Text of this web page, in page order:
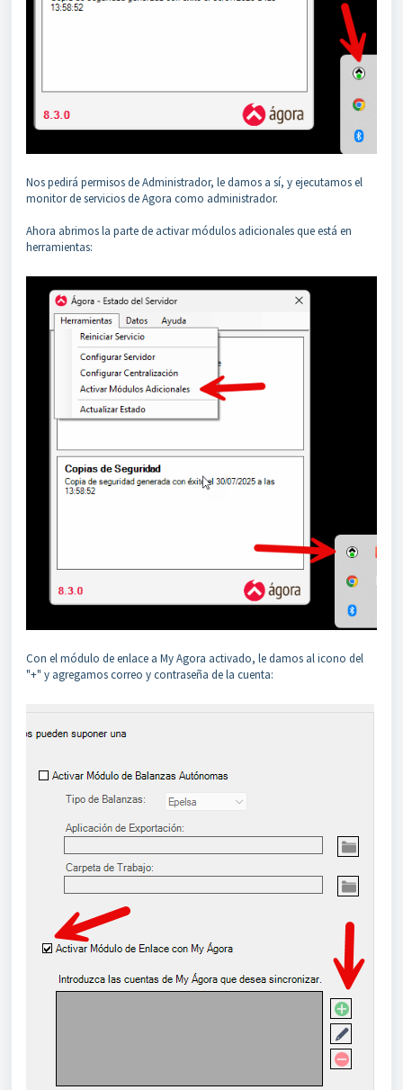
Nos pedirá permisos de Administrador, le damos a sí, y ejecutamos el
monitor de servicios de Agora como administrador.
Ahora abrimos la parte de activar módulos adicionales que está en
herramientas:
Con el módulo de enlace a My Agora activado, le damos al icono del
"+" y agregamos correo y contraseña de la cuenta: